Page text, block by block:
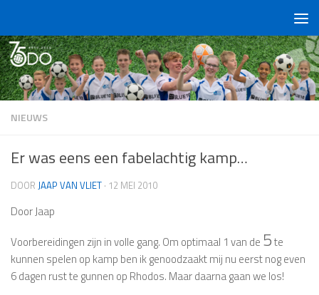
NIEUWS
Er was eens een fabelachtig kamp…
DOOR JAAP VAN VLIET · 12 MEI 2010
Door Jaap
Voorbereidingen zijn in volle gang. Om optimaal 1 van de 5te
kunnen spelen op kamp ben ik genoodzaakt mij nu eerst nog even
6 dagen rust te gunnen op Rhodos. Maar daarna gaan we los!